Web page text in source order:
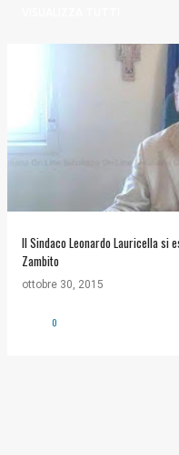
t
Il Sindaco Leonardo Lauricella si
Zambito
ottobre 30, 2015
0